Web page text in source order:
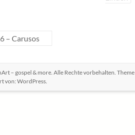
– Carusos
– gospel & more. Alle Rechte vorbehalten. Theme
von: WordPress.